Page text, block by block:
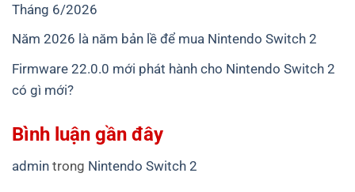
Tháng 6/2026
Năm 2026 là năm bản lề để mua Nintendo Switch 2
Firmware 22.0.0 mới phát hành cho Nintendo Switch 2
có gì mới?
Bình luận gần đây
admin trong Nintendo Switch 2